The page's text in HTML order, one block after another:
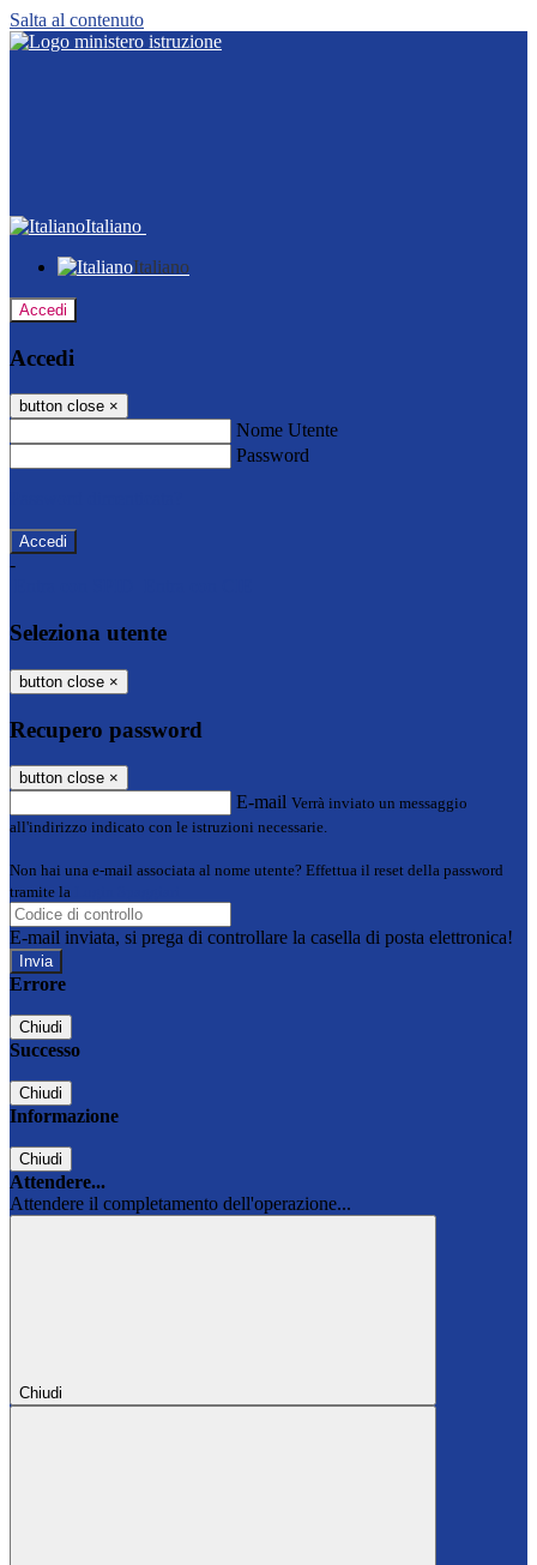
Salta al contenuto
Italiano
Italiano
Accedi
Accedi
button close ×
Nome Utente
Password
-
Seleziona utente
button close ×
Recupero password
button close ×
E-mail Verrà inviato un messaggio
all'indirizzo indicato con le istruzioni necessarie.
Non hai una e-mail associata al nome utente? Effettua il reset della password
tramite la
E-mail inviata, si prega di controllare la casella di posta elettronica!
Errore
Chiudi
Successo
Chiudi
Informazione
Chiudi
Attendere...
Attendere il completamento dell'operazione...
Chiudi